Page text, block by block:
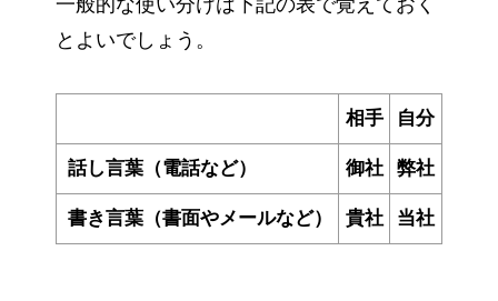
一般的な使い分けは下記の表で覚えておく
とよいでしょう。
相手 自分
話し言葉（電話など） 御社 弊社
書き言葉（書面やメールなど） 貴社 当社